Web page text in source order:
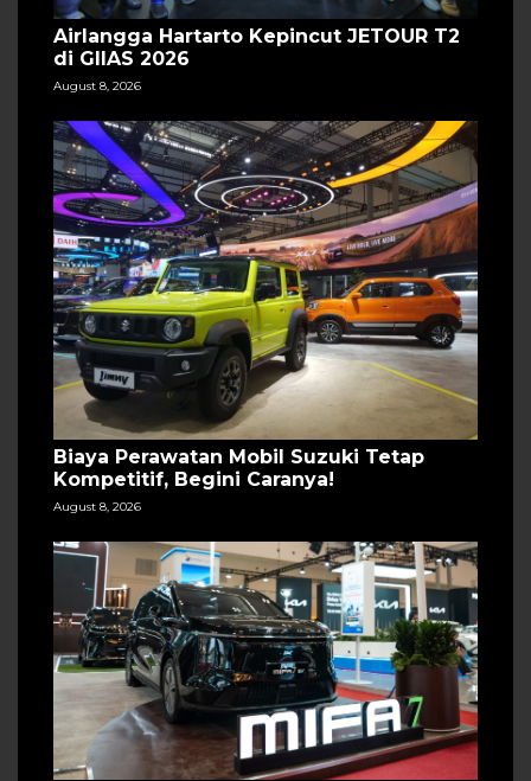
Airlangga Hartarto Kepincut JETOUR T2
di GIIAS 2026
August 8, 2026
Biaya Perawatan Mobil Suzuki Tetap
Kompetitif, Begini Caranya!
August 8, 2026